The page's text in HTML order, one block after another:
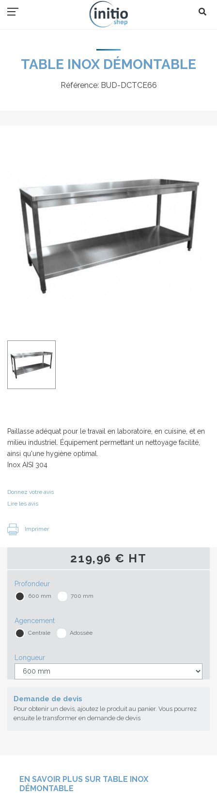
TABLE INOX DÉMONTABLE
Référence: BUD-DCTCE66
Paillasse adéquat pour le travail en laboratoire, en cuisine, et en
milieu industriel. Équipement permettant un nettoyage facilité,
ainsi qu'une hygiène optimal.
Inox AISI 304
Donnez votre avis
Lire les avis
Imprimer
219,96 € HT
Profondeur
600 mm 700 mm
Agencement
Centrale Adossée
Longueur
Demande de devis
Pour obtenir un devis, ajoutez le produit au panier. Vous pourrez
ensuite le transformer en demande de devis
EN SAVOIR PLUS SUR TABLE INOX
DÉMONTABLE